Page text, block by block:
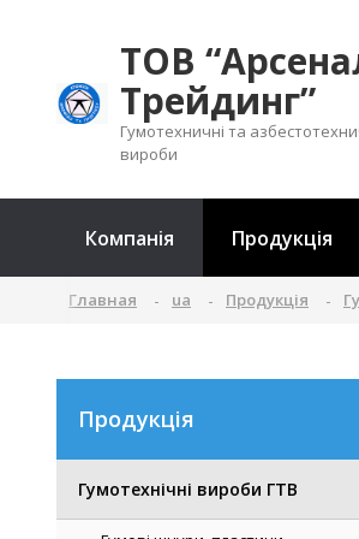
ТОВ
Трейдинг”
Гумотехничні та
вироби
Компанія Продукція
Главная ua Продукція
Продукція
Гумотехнічні вироби ГТВ